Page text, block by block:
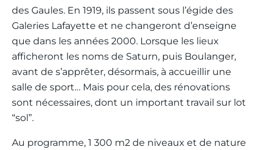
des Gaules. En 1919, ils passent sous l’égide des
Galeries Lafayette et ne changeront d’enseigne
que dans les années 2000. Lorsque les lieux
afficheront les noms de Saturn, puis Boulanger,
avant de s’apprêter, désormais, à accueillir une
salle de sport… Mais pour cela, des rénovations
sont nécessaires, dont un important travail sur lot
“sol”.
Au programme, 1 300 m2 de niveaux et de nature